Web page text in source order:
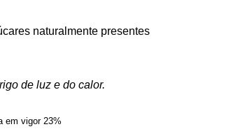
naturalmente presentes
de luz e do calor.
em vigor 23%